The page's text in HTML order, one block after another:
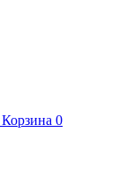
Корзина 0